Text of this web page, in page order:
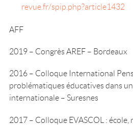
revue.fr/spip.php?article1432
AFF
2019 – Congrès AREF – Bordeaux
2016 – Colloque International
problématiques éducatives dans
internationale – Suresnes
2017 – Colloque EVASCOL :